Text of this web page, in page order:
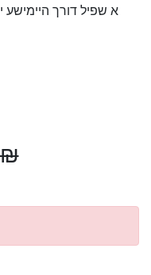
א שפיל דורך היימישע
₪